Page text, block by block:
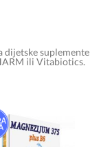
dijetske suplemente
ili Vitabiotics.